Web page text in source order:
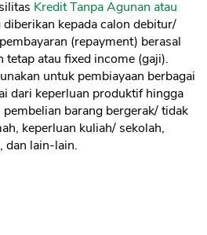
Kredit Tanpa Agunan atau
kepada calon debitur/
(repayment) berasal
atau fixed income (gaji).
untuk pembiayaan berbagai
dari keperluan produktif hingga
barang bergerak/ tidak
keperluan kuliah/ sekolah,
dan lain-lain.